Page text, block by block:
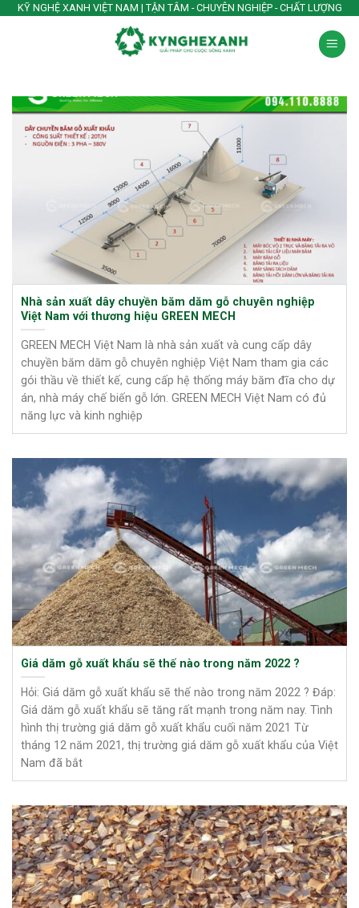
SkipKỸ NGHỆ XANH VIỆT NAM | TẬN TÂM - CHUYÊN NGHIỆP - CHẤT LƯỢNG
Nhà sản xuất dây chuyền băm dăm gỗ chuyên nghiệp
Việt Nam với thương hiệu GREEN MECH
GREEN MECH Việt Nam là nhà sản xuất và cung cấp dây
chuyền băm dăm gỗ chuyên nghiệp Việt Nam tham gia các
gói thầu về thiết kế, cung cấp hệ thống máy băm đĩa cho dự
án, nhà máy chế biến gỗ lớn. GREEN MECH Việt Nam có đủ
năng lực và kinh nghiệp
Giá dăm gỗ xuất khẩu sẽ thế nào trong năm 2022 ?
Hỏi: Giá dăm gỗ xuất khẩu sẽ thế nào trong năm 2022 ? Đáp:
Giá dăm gỗ xuất khẩu sẽ tăng rất mạnh trong năm nay. Tình
hình thị trường giá dăm gỗ xuất khẩu cuối năm 2021 Từ
tháng 12 năm 2021, thị trường giá dăm gỗ xuất khẩu của Việt
Nam đã bắt